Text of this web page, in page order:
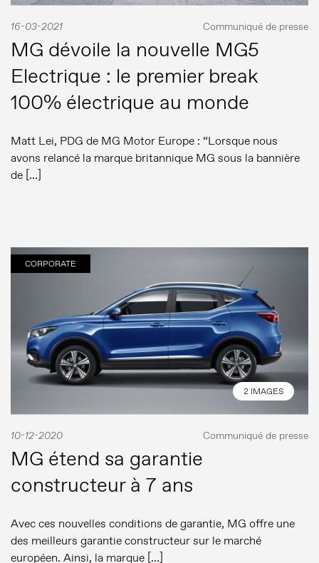
16-03-2021 Communiqué de presse
MG dévoile la nouvelle MG5
Electrique : le premier break
100% électrique au monde
Matt Lei, PDG de MG Motor Europe : “Lorsque nous
avons relancé la marque britannique MG sous la bannière
de […]
CORPORATE
2 IMAGES
10-12-2020 Communiqué de presse
MG étend sa garantie
constructeur à 7 ans
Avec ces nouvelles conditions de garantie, MG offre une
des meilleurs garantie constructeur sur le marché
européen. Ainsi, la marque […]